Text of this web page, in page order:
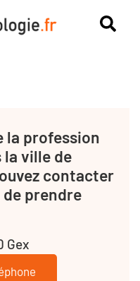
la profession
la ville de
contacter
prendre
Gex